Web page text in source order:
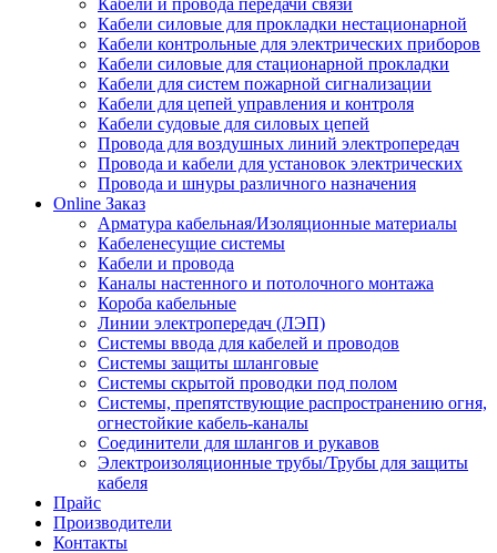
Кабели и провода передачи связи
Кабели силовые для прокладки нестационарной
Кабели контрольные для электрических приборов
Кабели силовые для стационарной прокладки
Кабели для систем пожарной сигнализации
Кабели для цепей управления и контроля
Кабели судовые для силовых цепей
Провода для воздушных линий электропередач
Провода и кабели для установок электрических
Провода и шнуры различного назначения
Online Заказ
Арматура кабельная/Изоляционные материалы
Кабеленесущие системы
Кабели и провода
Каналы настенного и потолочного монтажа
Короба кабельные
Линии электропередач (ЛЭП)
Системы ввода для кабелей и проводов
Системы защиты шланговые
Системы скрытой проводки под полом
Системы, препятствующие распространению огня,
огнестойкие кабель-каналы
Соединители для шлангов и рукавов
Электроизоляционные трубы/Трубы для защиты
кабеля
Прайс
Производители
Контакты